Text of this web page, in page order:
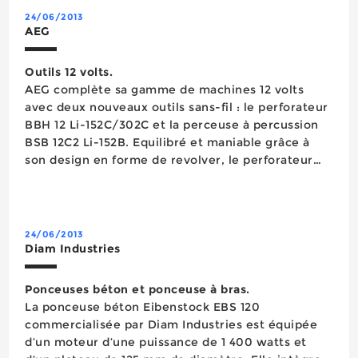
24/06/2013
AEG
Outils 12 volts.
AEG complète sa gamme de machines 12 volts
avec deux nouveaux outils sans-fil : le perforateur
BBH 12 Li-152C/302C et la perceuse à percussion
BSB 12C2 Li-152B. Equilibré et maniable grâce à
son design en forme de revolver, le perforateur
24/06/2013
Diam Industries
Ponceuses béton et ponceuse à bras.
La ponceuse béton Eibenstock EBS 120
commercialisée par Diam Industries est équipée
d’un moteur d’une puissance de 1 400 watts et